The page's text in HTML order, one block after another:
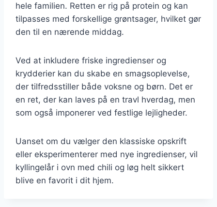
hele familien. Retten er rig på protein og kan
tilpasses med forskellige grøntsager, hvilket gør
den til en nærende middag.
Ved at inkludere friske ingredienser og
krydderier kan du skabe en smagsoplevelse,
der tilfredsstiller både voksne og børn. Det er
en ret, der kan laves på en travl hverdag, men
som også imponerer ved festlige lejligheder.
Uanset om du vælger den klassiske opskrift
eller eksperimenterer med nye ingredienser, vil
kyllingelår i ovn med chili og løg helt sikkert
blive en favorit i dit hjem.